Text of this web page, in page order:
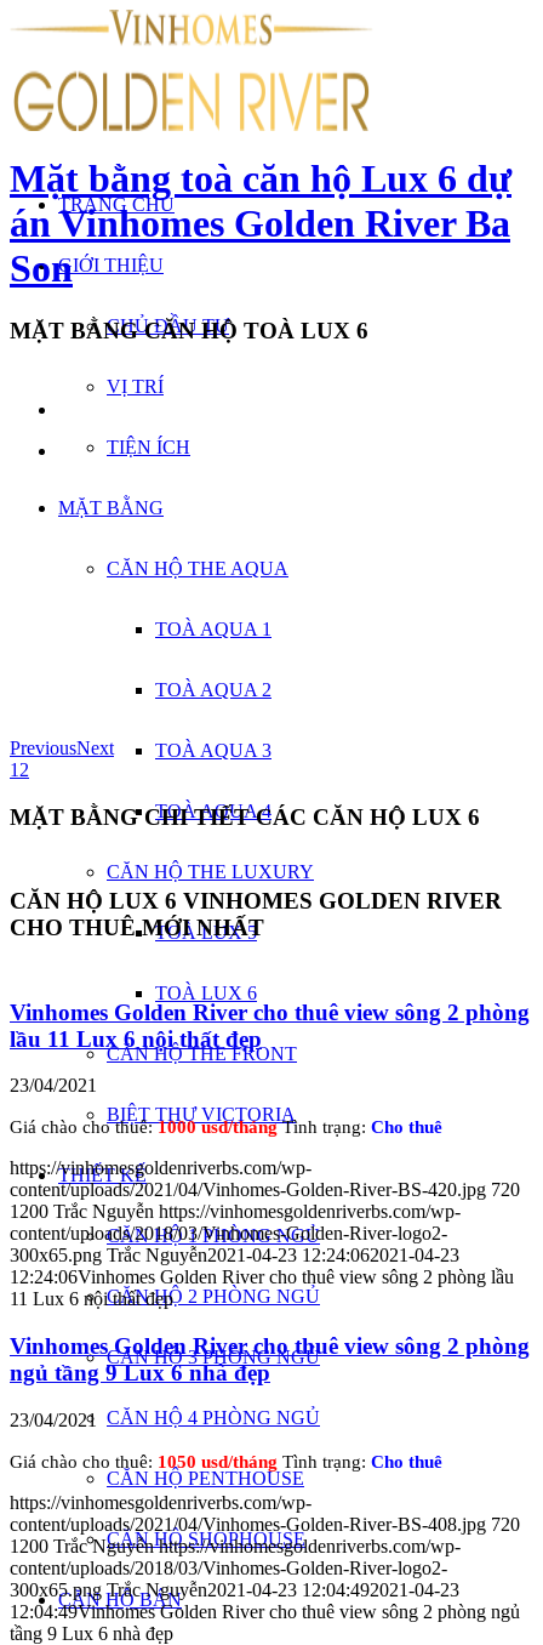
TRANG CHỦ
GIỚI THIỆU
CHỦ ĐẦU TƯ
VỊ TRÍ
TIỆN ÍCH
MẶT BẰNG
CĂN HỘ THE AQUA
TOÀ AQUA 1
TOÀ AQUA 2
TOÀ AQUA 3
TOÀ AQUA 4
CĂN HỘ THE LUXURY
TOÀ LUX 5
TOÀ LUX 6
CĂN HỘ THE FRONT
BIỆT THỰ VICTORIA
THIẾT KẾ
CĂN HỘ 1 PHÒNG NGỦ
CĂN HỘ 2 PHÒNG NGỦ
CĂN HỘ 3 PHÒNG NGỦ
CĂN HỘ 4 PHÒNG NGỦ
CĂN HỘ PENTHOUSE
CĂN HỘ SHOPHOUSE
CĂN HỘ BÁN
Mặt bằng toà căn hộ Lux 6 dự
án Vinhomes Golden River Ba
Son
MẶT BẰNG CĂN HỘ TOÀ LUX 6
PreviousNext
1 2
MẶT BẰNG CHI TIẾT CÁC CĂN HỘ LUX 6
CĂN HỘ LUX 6 VINHOMES GOLDEN RIVER
CHO THUÊ MỚI NHẤT
Vinhomes Golden River cho thuê view sông 2 phòng
lầu 11 Lux 6 nội thất đẹp
23/04/2021
Giá chào cho thuê:1000 usd/thángTình trạng: Cho thuê
https://vinhomesgoldenriverbs.com/wp-
content/uploads/2021/04/Vinhomes-Golden-River-BS-420.jpg 720
1200 Trắc Nguyễn https://vinhomesgoldenriverbs.com/wp-
content/uploads/2018/03/Vinhomes-Golden-River-logo2-
300x65.png Trắc Nguyễn2021-04-23 12:24:062021-04-23
12:24:06Vinhomes Golden River cho thuê view sông 2 phòng lầu
11 Lux 6 nội thất đẹp
Vinhomes Golden River cho thuê view sông 2 phòng
ngủ tầng 9 Lux 6 nhà đẹp
23/04/2021
Giá chào cho thuê: 1050 usd/tháng Tình trạng: Cho thuê
https://vinhomesgoldenriverbs.com/wp-
content/uploads/2021/04/Vinhomes-Golden-River-BS-408.jpg 720
1200 Trắc Nguyễn https://vinhomesgoldenriverbs.com/wp-
content/uploads/2018/03/Vinhomes-Golden-River-logo2-
300x65.png Trắc Nguyễn2021-04-23 12:04:492021-04-23
12:04:49Vinhomes Golden River cho thuê view sông 2 phòng ngủ
tầng 9 Lux 6 nhà đẹp